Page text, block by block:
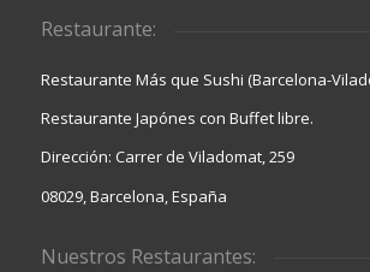
Restaurante:
Restaurante Más que Sushi (Barcelona-
Restaurante Japónes con Buffet libre.
Dirección: Carrer de Viladomat, 259
08029, Barcelona, España
Nuestros Restaurantes: